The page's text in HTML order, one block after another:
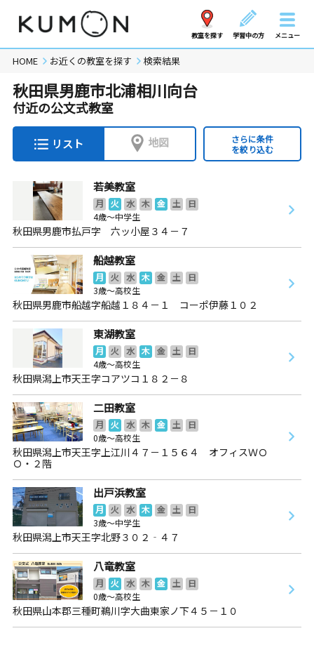
教室を探す 学習中の方 メニュー
HOME お近くの教室を探す 検索結果
秋田県男鹿市北浦相川向台
付近の公文式教室
リスト 地図
さらに条件
を絞り込む
若美教室
月 火 水 木 金 土
日
4歳～中学生
秋田県男鹿市払戸字 六ッ小屋３４－７
船越教室
月 火 水 木 金 土
日
3歳～高校生
秋田県男鹿市船越字船越１８４－１ コーポ伊藤１０２
東湖教室
月 火 水 木 金 土
日
4歳～高校生
秋田県潟上市天王字コアツコ１８２－８
二田教室
月 火 水 木 金 土
日
0歳～高校生
秋田県潟上市天王字上江川４７－１５６４ オフィスＷＯ
Ｏ・２階
出戸浜教室
月 火 水 木 金 土
日
3歳～中学生
秋田県潟上市天王字北野３０２‐４７
八竜教室
月 火 水 木 金 土
日
0歳～高校生
秋田県山本郡三種町鵜川字大曲東家ノ下４５－１０